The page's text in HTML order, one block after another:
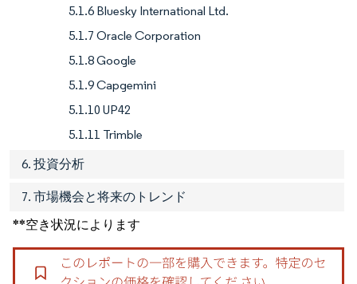
5.1.6 Bluesky International Ltd.
5.1.7 Oracle Corporation
5.1.8 Google
5.1.9 Capgemini
5.1.10 UP42
5.1.11 Trimble
6. 投資分析
7. 市場機会と将来のトレンド
**空き状況によります